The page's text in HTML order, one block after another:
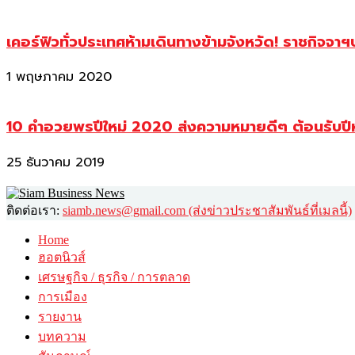
เคอร์ฟิวทั่วประเทศห้ามเดินทางข้ามจังหวัด! ราชกิจจา
1 พฤษภาคม 2020
10 คำอวยพรปีใหม่ 2020 ส่งความหมายดีๆ ต้อนรับ
25 ธันวาคม 2019
ติดต่อเรา: siamb.news@gmail.com (ส่งข่าวประชาสัมพันธ์ที่เมลนี้)
Home
ฮอตนิวส์
เศรษฐกิจ / ธุรกิจ / การตลาด
การเมือง
รายงาน
บทความ